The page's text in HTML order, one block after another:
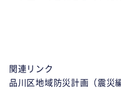
関連リンク
品川区地域防災計画（震災